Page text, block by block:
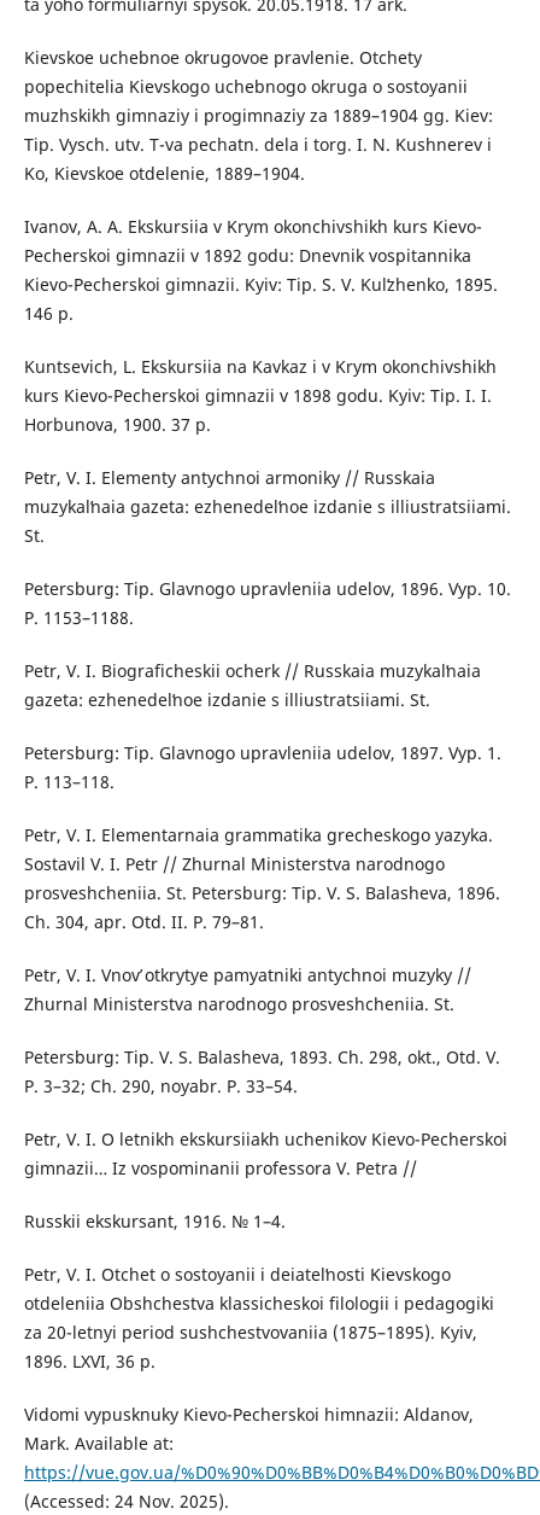
Kievskoe uchebnoe okrugovoe pravlenie. Otchety
popechitelia Kievskogo uchebnogo okruga o sostoyanii
muzhskikh gimnaziy i progimnaziy za 1889–1904 gg. Kiev:
Tip. Vysch. utv. T-va pechatn. dela i torg. I. N. Kushnerev i
Ko, Kievskoe otdelenie, 1889–1904.
Ivanov, A. A. Ekskursiia v Krym okonchivshikh kurs Kievo-
Pecherskoi gimnazii v 1892 godu: Dnevnik vospitannika
Kievo-Pecherskoi gimnazii. Kyiv: Tip. S. V. Kulʹzhenko, 1895.
146 p.
Kuntsevich, L. Ekskursiia na Kavkaz i v Krym okonchivshikh
kurs Kievo-Pecherskoi gimnazii v 1898 godu. Kyiv: Tip. I. I.
Horbunova, 1900. 37 p.
Petr, V. I. Elementy antychnoi armoniky // Russkaia
muzykalʹnaia gazeta: ezhenedelʹnoe izdanie s illiustratsiiami.
St.
Petersburg: Tip. Glavnogo upravleniia udelov, 1896. Vyp. 10.
P. 1153–1188.
Petr, V. I. Biograficheskii ocherk // Russkaia muzykalʹnaia
gazeta: ezhenedelʹnoe izdanie s illiustratsiiami. St.
Petersburg: Tip. Glavnogo upravleniia udelov, 1897. Vyp. 1.
P. 113–118.
Petr, V. I. Elementarnaia grammatika grecheskogo yazyka.
Sostavil V. I. Petr // Zhurnal Ministerstva narodnogo
prosveshcheniia. St. Petersburg: Tip. V. S. Balasheva, 1896.
Ch. 304, apr. Otd. II. P. 79–81.
Petr, V. I. Vnovʹ otkrytye pamyatniki antychnoi muzyky //
Zhurnal Ministerstva narodnogo prosveshcheniia. St.
Petersburg: Tip. V. S. Balasheva, 1893. Ch. 298, okt., Otd. V.
P. 3–32; Ch. 290, noyabr. P. 33–54.
Petr, V. I. O letnikh ekskursiiakh uchenikov Kievo-Pecherskoi
gimnazii… Iz vospominanii professora V. Petra //
Russkii ekskursant, 1916. № 1–4.
Petr, V. I. Otchet o sostoyanii i deiatelʹnosti Kievskogo
otdeleniia Obshchestva klassicheskoi filologii i pedagogiki
za 20-letnyi period sushchestvovaniia (1875–1895). Kyiv,
1896. LXVI, 36 p.
Vidomi vypusknuky Kievo-Pecherskoi himnazii: Aldanov,
Mark. Available at:
https://vue.gov.ua/
(Accessed: 24 Nov. 2025).